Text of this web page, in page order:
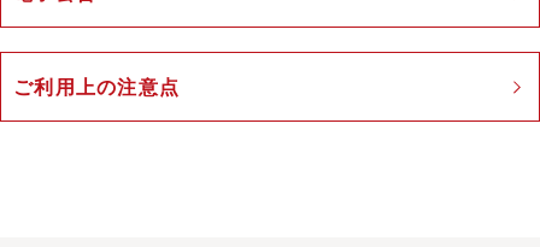
ご利用上の注意点